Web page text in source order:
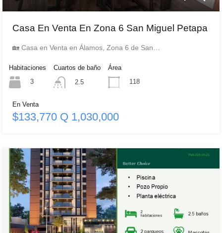
Casa En Venta En Zona 6 San Miguel Petapa
🏡 Casa en Venta en Álamos, Zona 6 de San…
Habitaciones
3
Cuartos de baño
2.5
Área
118
En Venta
$133,770 Q 1,030,000